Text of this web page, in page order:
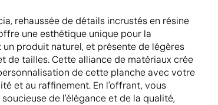
rehaussée de détails incrustés en résine
une esthétique unique pour la
produit naturel, et présente de légères
de tailles. Cette alliance de matériaux crée
de cette planche avec votre
et au raffinement. En l'offrant, vous
de l'élégance et de la qualité,